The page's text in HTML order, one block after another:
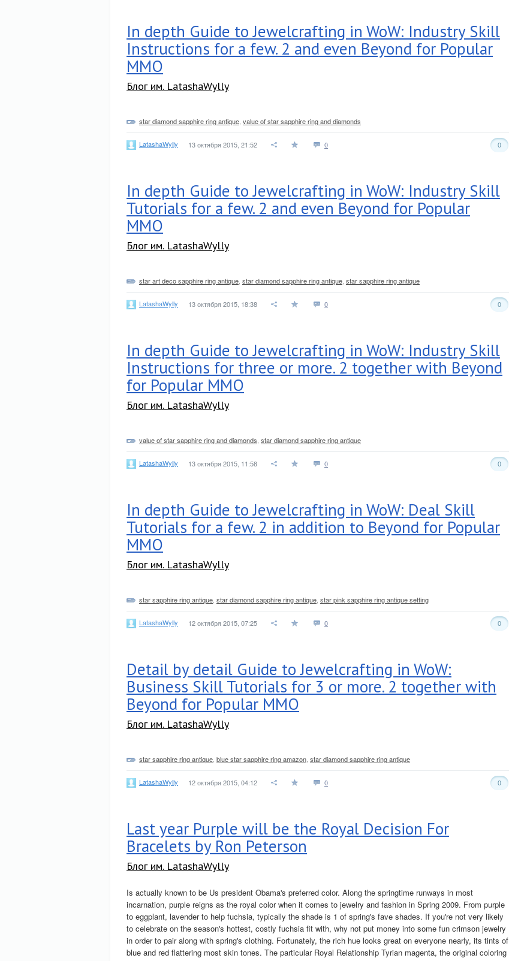
In depth Guide to Jewelcrafting in WoW: Industry Skill
Instructions for a few. 2 and even Beyond for Popular
MMO
Блог им. LatashaWylly
star diamond sapphire ring antique value of star sapphire ring and diamonds
LatashaWylly 13 октября 2015, 21:52 0 0
In depth Guide to Jewelcrafting in WoW: Industry Skill
Tutorials for a few. 2 and even Beyond for Popular
MMO
Блог им. LatashaWylly
star art deco sapphire ring antique star diamond sapphire ring antique star sapphire ring antique
LatashaWylly 13 октября 2015, 18:38 0 0
In depth Guide to Jewelcrafting in WoW: Industry Skill
Instructions for three or more. 2 together with Beyond
for Popular MMO
Блог им. LatashaWylly
value of star sapphire ring and diamonds star diamond sapphire ring antique
LatashaWylly 13 октября 2015, 11:58 0 0
In depth Guide to Jewelcrafting in WoW: Deal Skill
Tutorials for a few. 2 in addition to Beyond for Popular
MMO
Блог им. LatashaWylly
star sapphire ring antique star diamond sapphire ring antique star pink sapphire ring antique setting
LatashaWylly 12 октября 2015, 07:25 0 0
Detail by detail Guide to Jewelcrafting in WoW:
Business Skill Tutorials for 3 or more. 2 together with
Beyond for Popular MMO
Блог им. LatashaWylly
star sapphire ring antique blue star sapphire ring amazon star diamond sapphire ring antique
LatashaWylly 12 октября 2015, 04:12 0 0
Last year Purple will be the Royal Decision For
Bracelets by Ron Peterson
Блог им. LatashaWylly
Is actually known to be Us president Obama's preferred color. Along the springtime runways in most
incarnation, purple reigns as the royal color when it comes to jewelry and fashion in Spring 2009. From purple
to eggplant, lavender to help fuchsia, typically the shade is 1 of spring's fave shades. If you're not very likely
to celebrate on the season's hottest, costly fuchsia fit with, why not put money into some fun crimson jewelry
in order to pair along with spring's clothing. Fortunately, the rich hue looks great on everyone nearly, its tints of
blue and red flattering most skin tones. The particular Royal Relationship Tyrian magenta, the original coloring